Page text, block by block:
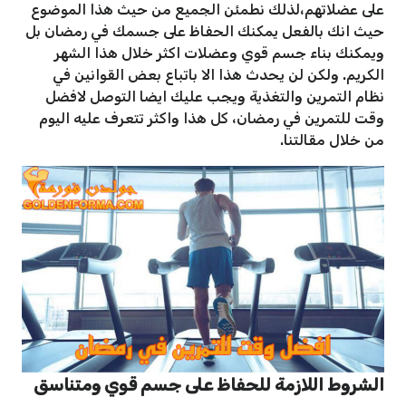
على عضلاتهم،لذلك نطمئن الجميع من حيث هذا الموضوع
حيث انك بالفعل يمكنك الحفاظ على جسمك في رمضان بل
ويمكنك بناء جسم قوي وعضلات اكثر خلال هذا الشهر
الكريم. ولكن لن يحدث هذا الا باتباع بعض القوانين في
نظام التمرين والتغذية ويجب عليك ايضا التوصل لافضل
وقت للتمرين في رمضان، كل هذا واكثر تتعرف عليه اليوم
من خلال مقالتنا.
الشروط اللازمة للحفاظ على جسم قوي ومتناسق